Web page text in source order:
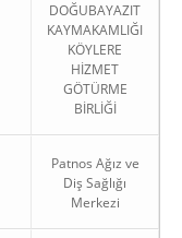
DOĞUBAYAZIT
KAYMAKAMLIĞI
KÖYLERE
HİZMET
GÖTÜRME
BİRLİĞİ
Patnos Ağız ve
Diş Sağlığı
Merkezi